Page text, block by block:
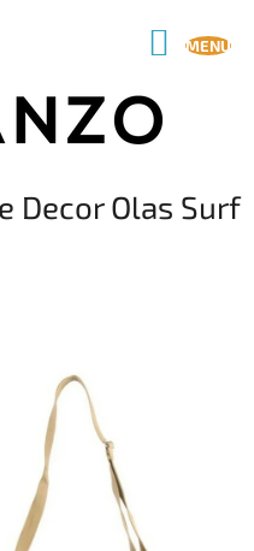
KOSÁR
Decor Olas Surf